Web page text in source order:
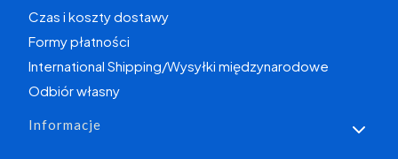
Czas i koszty dostawy
Formy płatności
International Shipping/Wysyłki międzynarodowe
Odbiór własny
Informacje